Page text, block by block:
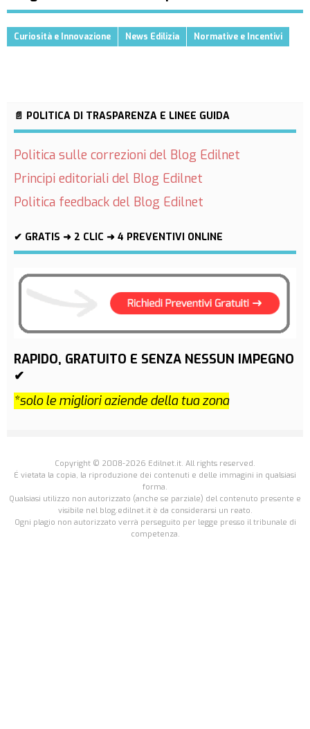
Curiosità e Innovazione News Edilizia Normative e Incentivi
📄 POLITICA DI TRASPARENZA E LINEE GUIDA
Politica sulle correzioni del Blog Edilnet
Principi editoriali del Blog Edilnet
Politica feedback del Blog Edilnet
✔ GRATIS ➜ 2 CLIC ➜ 4 PREVENTIVI ONLINE
RAPIDO, GRATUITO E SENZA NESSUN IMPEGNO
✔
*solo le migliori aziende della tua zona
Copyright © 2008-2026 Edilnet.it. All rights reserved.
É vietata la copia, la riproduzione dei contenuti e delle immagini in qualsiasi
forma.
Qualsiasi utilizzo non autorizzato (anche se parziale) del contenuto presente e
visibile nel blog.edilnet.it è da considerarsi un reato.
Ogni plagio non autorizzato verrà perseguito per legge presso il tribunale di
competenza.